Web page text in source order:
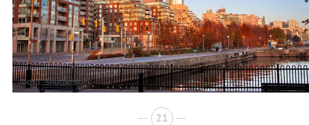
Фото: Shutterstock
21